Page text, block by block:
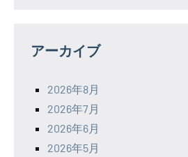
アーカイブ
2026年8月
2026年7月
2026年6月
2026年5月